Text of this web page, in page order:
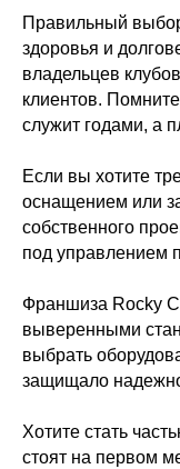
Правильный
здоровья и
владельцев
клиентов.
служит годами, а
Если вы хотите
оснащением или
собственного
под управлением
Франшиза Rocky
выверенными
выбрать
защищало
Хотите стать
стоят на первом